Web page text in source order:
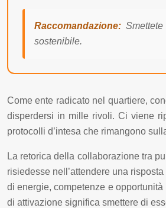
Raccomandazione:
sostenibile.
Come ente radicato nel quartiere,
disperdersi in mille rivoli. Ci viene
protocolli d’intesa che rimangono
La retorica della collaborazione tra
risiedesse nell’attendere una
di energie, competenze e
di attivazione significa smettere di